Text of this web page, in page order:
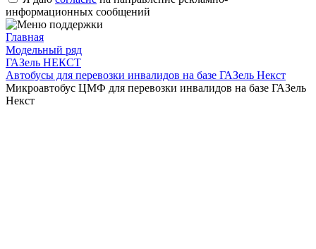
информационных сообщений
Главная
Модельный ряд
ГАЗель НЕКСТ
Автобусы для перевозки инвалидов на базе ГАЗель Некст
Микроавтобус ЦМФ для перевозки инвалидов на базе ГАЗель
Некст